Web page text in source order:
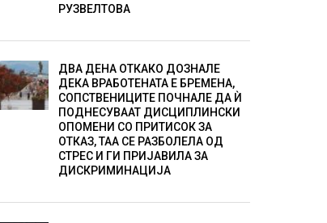
РУЗВЕЛТОВА
ДВА ДЕНА ОТКАКО ДОЗНАЛЕ
ДЕКА ВРАБОТЕНАТА Е БРЕМЕНА,
СОПСТВЕНИЦИТЕ ПОЧНАЛЕ ДА Ѝ
ПОДНЕСУВААТ ДИСЦИПЛИНСКИ
ОПОМЕНИ СО ПРИТИСОК ЗА
ОТКАЗ, ТАА СЕ РАЗБОЛЕЛА ОД
СТРЕС И ГИ ПРИЈАВИЛА ЗА
ДИСКРИМИНАЦИЈА